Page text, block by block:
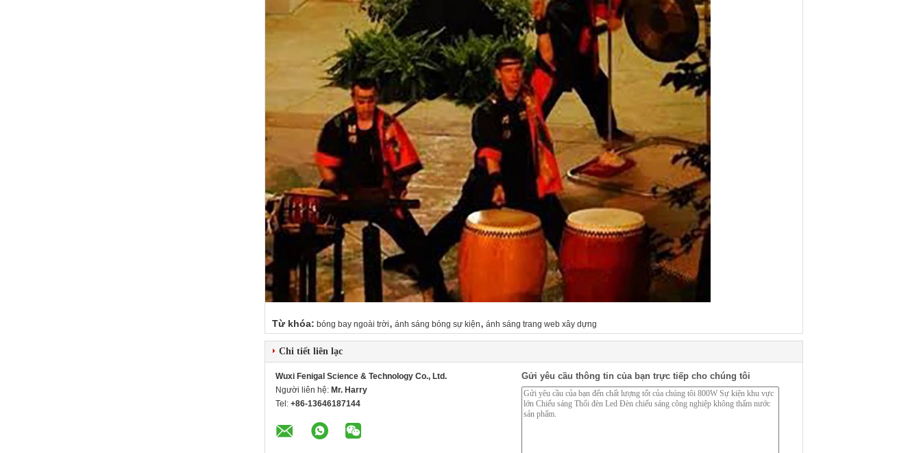
Từ khóa: bóng bay ngoài trời, ánh sáng bóng sự kiện, ánh sáng trang web xây dựng
Chi tiết liên lạc
Wuxi Fenigal Science & Technology Co., Ltd.
Người liên hệ: Mr. Harry
Tel: +86-13646187144
Gửi yêu cầu thông tin của bạn trực tiếp cho chúng tôi